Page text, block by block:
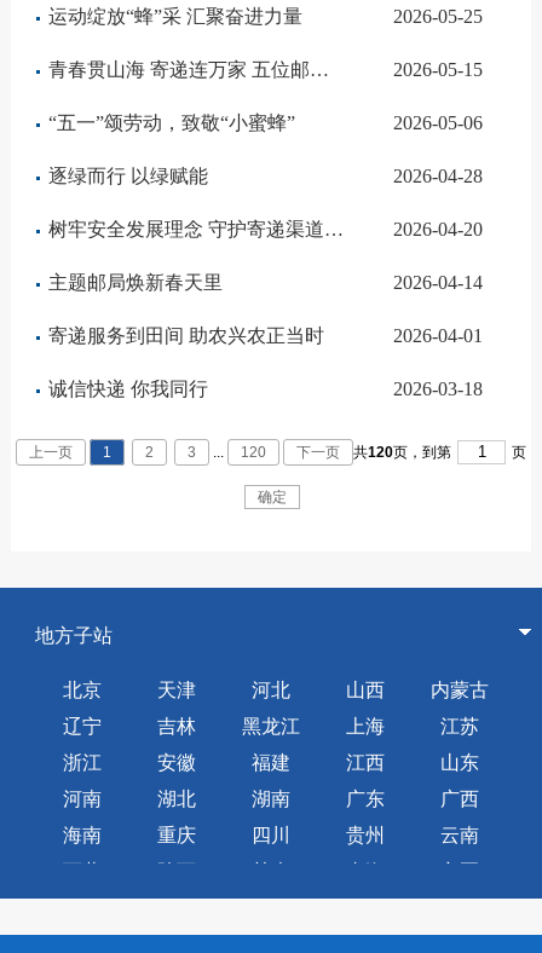
运动绽放“蜂”采 汇聚奋进力量 2026-05-25
青春贯山海 寄递连万家 五位邮政快递业从业者亮相国新办中外记者见面会 2026-05-15
“五一”颂劳动，致敬“小蜜蜂” 2026-05-06
逐绿而行 以绿赋能 2026-04-28
树牢安全发展理念 守护寄递渠道平安 2026-04-20
主题邮局焕新春天里 2026-04-14
寄递服务到田间 助农兴农正当时 2026-04-01
诚信快递 你我同行 2026-03-18
上一页 1 2 3 ... 120 下一页 共120页， 到第 页
确定
地方子站
北京 天津 河北 山西
内蒙古
辽宁
吉林 黑龙江 上海
江苏
浙江
安徽 福建 江西
山东
河南
湖北 湖南 广东
广西
海南
重庆 四川 贵州
云南